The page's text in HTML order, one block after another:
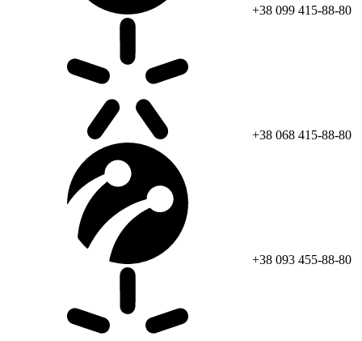
+38 099 415-88-80
+38 068 415-88-80
+38 093 455-88-80